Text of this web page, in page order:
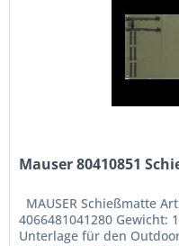
Mauser 80410851
MAUSER Schießmatte
4066481041280 Gewicht:
Unterlage für den